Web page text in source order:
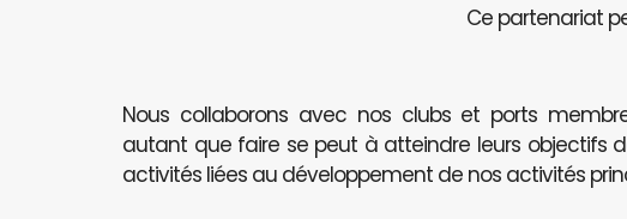
Ce partenariat
Nous collaborons avec nos clubs et ports
autant que faire se peut à atteindre leurs objectifs
activités liées au développement de nos activités